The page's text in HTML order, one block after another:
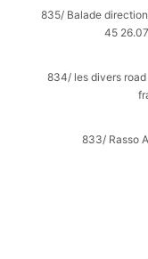
835/ Balade
45
834/ les divers
833/ Rasso